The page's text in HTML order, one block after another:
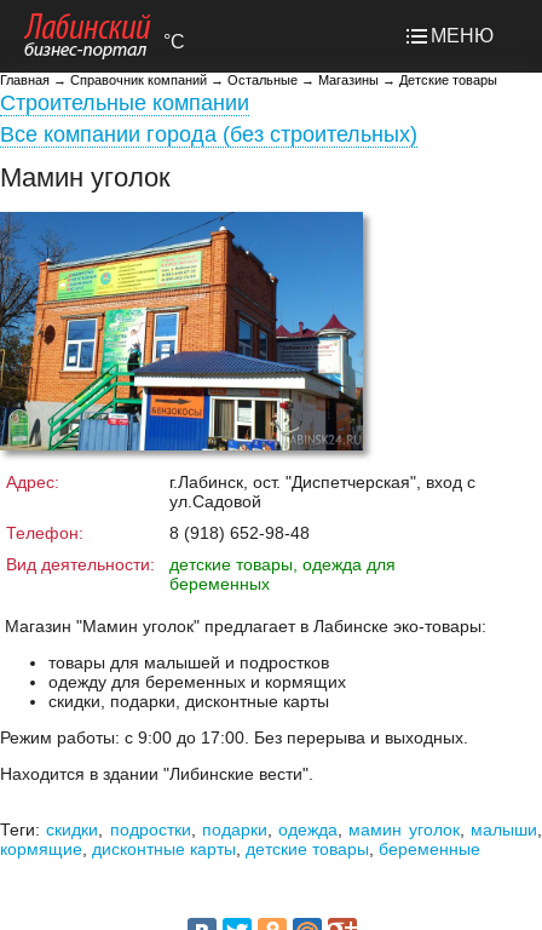
°C МЕНЮ
Главная → Справочник компаний → Остальные → Магазины → Детские товары
Строительные компании
Все компании города (без строительных)
Мамин уголок
Адрес:
г.Лабинск, ост. "Диспетчерская", вход с
ул.Садовой
Телефон:
8 (918) 652-98-48
Вид деятельности:
детские товары, одежда для
беременных
Магазин "Мамин уголок" предлагает в Лабинске эко-товары:
товары для малышей и подростков
одежду для беременных и кормящих
скидки, подарки, дисконтные карты
Режим работы: с 9:00 до 17:00. Без перерыва и выходных.
Находится в здании "Либинские вести".
Теги:скидки подростки подарки ,одежда мамин уголок, малыши
кормящие дисконтные карты детские товары беременные